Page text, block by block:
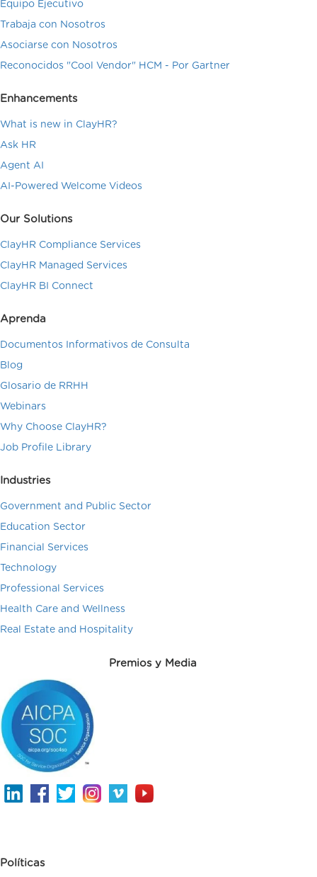
Equipo Ejecutivo
Trabaja con Nosotros
Asociarse con Nosotros
Reconocidos "Cool Vendor" HCM - Por Gartner
Enhancements
What is new in ClayHR?
Ask HR
Agent AI
AI-Powered Welcome Videos
Our Solutions
ClayHR Compliance Services
ClayHR Managed Services
ClayHR BI Connect
Aprenda
Documentos Informativos de Consulta
Blog
Glosario de RRHH
Webinars
Why Choose ClayHR?
Job Profile Library
Industries
Government and Public Sector
Education Sector
Financial Services
Technology
Professional Services
Health Care and Wellness
Real Estate and Hospitality
Premios y Media
Políticas